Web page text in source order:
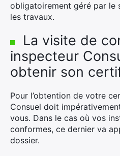
obligatoirement géré par le
les travaux.
La visite de
inspecteur
obtenir son
Pour l’obtention de votre
Consuel doit
vous. Dans le cas où vos
conformes, ce dernier va
dossier.